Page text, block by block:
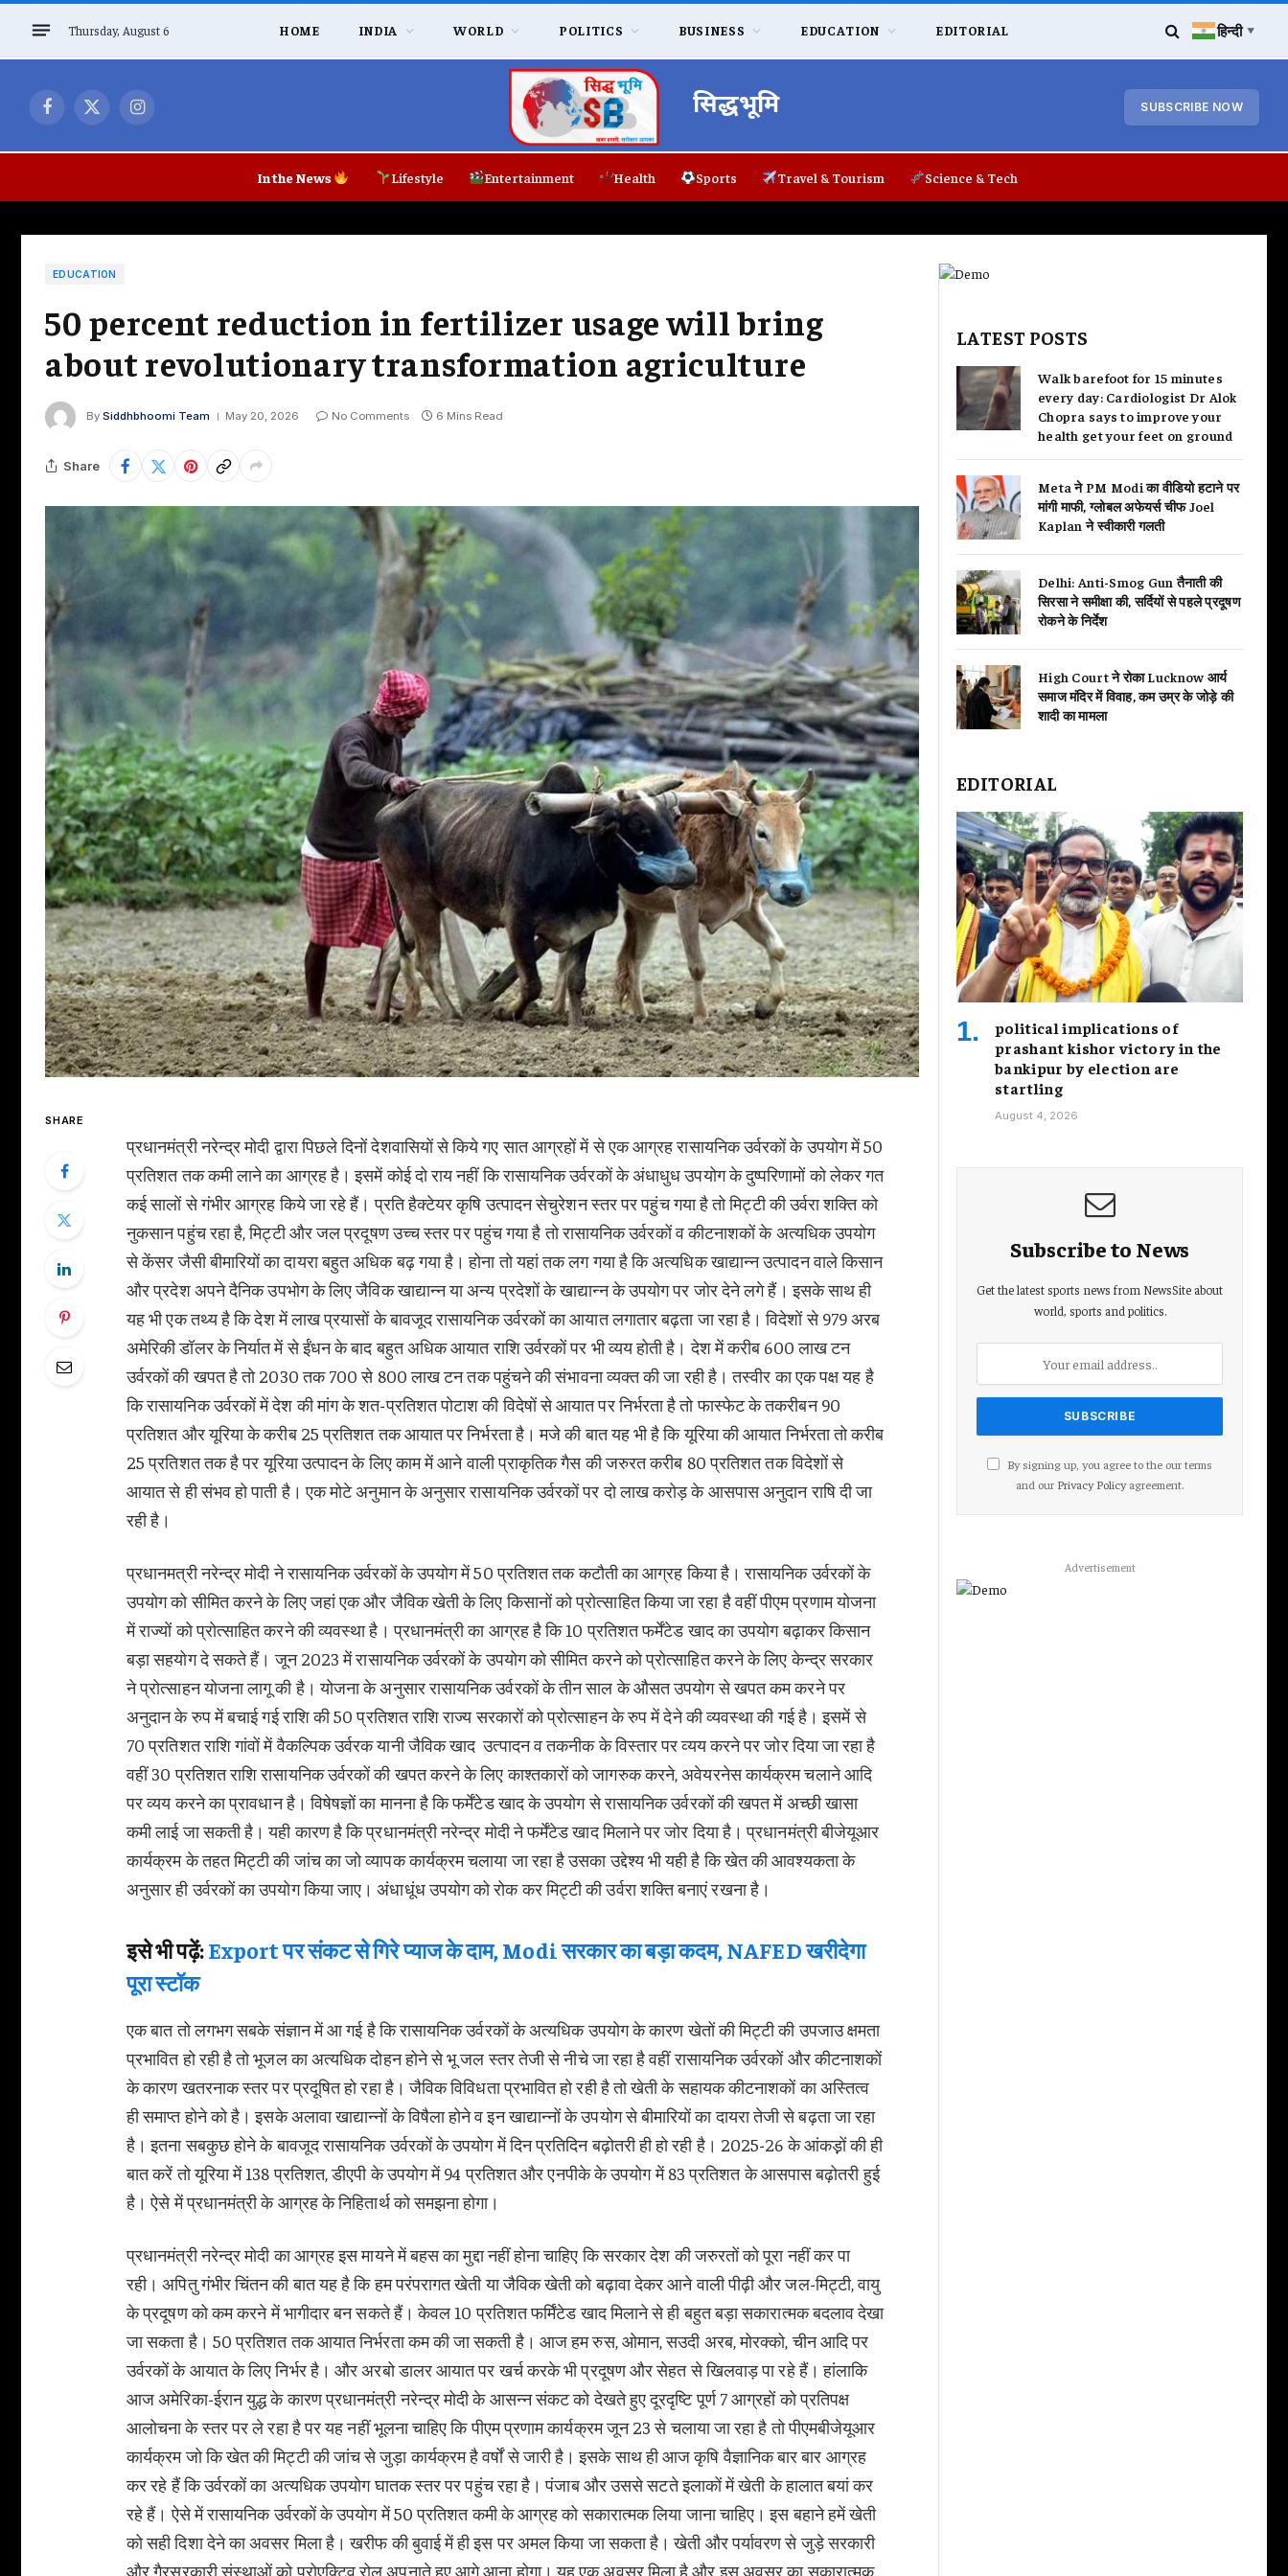
Thursday, August 6 HOME INDIA WORLD POLITICS BUSINESS EDUCATION EDITORIAL हिन्दी ▼
Facebook
X
Instagram सिद्धभूमि SUBSCRIBE NOW
In the News Lifestyle Entertainment Health Sports Travel & Tourism Science & Tech
EDUCATION
50 percent reduction in fertilizer usage will bring
about revolutionary transformation agriculture
By Siddhbhoomi Team May 20, 2026 No Comments 6 Mins Read
Share
SHARE
प्रधानमंत्री नरेन्द्र मोदी द्वारा पिछले दिनों देशवासियों से किये गए सात आग्रहों में से एक आग्रह रासायनिक उर्वरकों के उपयोग में 50
प्रतिशत तक कमी लाने का आग्रह है। इसमें कोई दो राय नहीं कि रासायनिक उर्वरकों के अंधाधुध उपयोग के दुष्परिणामों को लेकर गत
कई सालों से गंभीर आग्रह किये जा रहे हैं। प्रति हैक्टेयर कृषि उत्पादन सेचुरेशन स्तर पर पहुंच गया है तो मिट्टी की उर्वरा शक्ति को
नुकसान पहुंच रहा है, मिट्टी और जल प्रदूषण उच्च स्तर पर पहुंच गया है तो रासायनिक उर्वरकों व कीटनाशकों के अत्यधिक उपयोग
से केंसर जैसी बीमारियों का दायरा बहुत अधिक बढ़ गया है। होना तो यहां तक लग गया है कि अत्यधिक खाद्यान्न उत्पादन वाले किसान
और प्रदेश अपने दैनिक उपभोग के लिए जैविक खाद्यान्न या अन्य प्रदेशों के खाद्यान्न के उपयोग पर जोर देने लगे हैं। इसके साथ ही
यह भी एक तथ्य है कि देश में लाख प्रयासों के बावजूद रासायनिक उर्वरकों का आयात लगातार बढ़ता जा रहा है। विदेशों से 979 अरब
अमेरिकी डॉलर के निर्यात में से ईंधन के बाद बहुत अधिक आयात राशि उर्वरकों पर भी व्यय होती है। देश में करीब 600 लाख टन
उर्वरकों की खपत है तो 2030 तक 700 से 800 लाख टन तक पहुंचने की संभावना व्यक्त की जा रही है। तस्वीर का एक पक्ष यह है
कि रासायनिक उर्वरकों में देश की मांग के शत-प्रतिशत पोटाश की विदेषों से आयात पर निर्भरता है तो फास्फेट के तकरीबन 90
प्रतिशत और यूरिया के करीब 25 प्रतिशत तक आयात पर निर्भरता है। मजे की बात यह भी है कि यूरिया की आयात निर्भरता तो करीब
25 प्रतिशत तक है पर यूरिया उत्पादन के लिए काम में आने वाली प्राकृतिक गैस की जरुरत करीब 80 प्रतिशत तक विदेशों से
आयात से ही संभव हो पाती है। एक मोटे अनुमान के अनुसार रासायनिक उर्वरकों पर दो लाख करोड़ के आसपास अनुदान राषि दी जा
रही है।
प्रधानमत्री नरेन्द्र मोदी ने रासायनिक उर्वरकों के उपयोग में 50 प्रतिशत तक कटौती का आग्रह किया है। रासायनिक उर्वरकों के
उपयोग को सीमित करने के लिए जहां एक और जैविक खेती के लिए किसानों को प्रोत्साहित किया जा रहा है वहीं पीएम प्रणाम योजना
में राज्यों को प्रोत्साहित करने की व्यवस्था है। प्रधानमंत्री का आग्रह है कि 10 प्रतिशत फर्मेंटेड खाद का उपयोग बढ़ाकर किसान
बड़ा सहयोग दे सकते हैं। जून 2023 में रासायनिक उर्वरकों के उपयोग को सीमित करने को प्रोत्साहित करने के लिए केन्द्र सरकार
ने प्रोत्साहन योजना लागू की है। योजना के अनुसार रासायनिक उर्वरकों के तीन साल के औसत उपयोग से खपत कम करने पर
अनुदान के रुप में बचाई गई राशि की 50 प्रतिशत राशि राज्य सरकारों को प्रोत्साहन के रुप में देने की व्यवस्था की गई है। इसमें से
70 प्रतिशत राशि गांवों में वैकल्पिक उर्वरक यानी जैविक खाद उत्पादन व तकनीक के विस्तार पर व्यय करने पर जोर दिया जा रहा है
वहीं 30 प्रतिशत राशि रासायनिक उर्वरकों की खपत करने के लिए काश्तकारों को जागरुक करने, अवेयरनेस कार्यक्रम चलाने आदि
पर व्यय करने का प्रावधान है। विषेषज्ञों का मानना है कि फर्मेंटेड खाद के उपयोग से रासायनिक उर्वरकों की खपत में अच्छी खासा
कमी लाई जा सकती है। यही कारण है कि प्रधानमंत्री नरेन्द्र मोदी ने फर्मेंटेड खाद मिलाने पर जोर दिया है। प्रधानमंत्री बीजेयूआर
कार्यक्रम के तहत मिट्टी की जांच का जो व्यापक कार्यक्रम चलाया जा रहा है उसका उद्देश्य भी यही है कि खेत की आवश्यकता के
अनुसार ही उर्वरकों का उपयोग किया जाए। अंधाधूंध उपयोग को रोक कर मिट्टी की उर्वरा शक्ति बनाएं रखना है।
इसे भी पढ़ें:Export पर संकट से गिरे प्याज के दाम, Modi सरकार का बड़ा कदम, NAFED खरीदेगा
पूरा स्टॉक
एक बात तो लगभग सबके संज्ञान में आ गई है कि रासायनिक उर्वरकों के अत्यधिक उपयोग के कारण खेतों की मिट्टी की उपजाउ क्षमता
प्रभावित हो रही है तो भूजल का अत्यधिक दोहन होने से भू जल स्तर तेजी से नीचे जा रहा है वहीं रासायनिक उर्वरकों और कीटनाशकों
के कारण खतरनाक स्तर पर प्रदूषित हो रहा है। जैविक विविधता प्रभावित हो रही है तो खेती के सहायक कीटनाशकों का अस्तित्व
ही समाप्त होने को है। इसके अलावा खाद्यान्नों के विषैला होने व इन खाद्यान्नों के उपयोग से बीमारियों का दायरा तेजी से बढ़ता जा रहा
है। इतना सबकुछ होने के बावजूद रासायनिक उर्वरकों के उपयोग में दिन प्रतिदिन बढ़ोतरी ही हो रही है। 2025-26 के आंकड़़ों की ही
बात करें तो यूरिया में 138 प्रतिशत, डीएपी के उपयोग में 94 प्रतिशत और एनपीके के उपयोग में 83 प्रतिशत के आसपास बढ़ोतरी हुई
है। ऐसे में प्रधानमंत्री के आग्रह के निहितार्थ को समझना होगा।
प्रधानमंत्री नरेन्द्र मोदी का आग्रह इस मायने में बहस का मुद्दा नहीं होना चाहिए कि सरकार देश की जरुरतों को पूरा नहीं कर पा
रही। अपितु गंभीर चिंतन की बात यह है कि हम परंपरागत खेती या जैविक खेती को बढ़ावा देकर आने वाली पीढ़ी और जल-मिट्टी, वायु
के प्रदूषण को कम करने में भागीदार बन सकते हैं। केवल 10 प्रतिशत फर्मिंटेड खाद मिलाने से ही बहुत बड़ा सकारात्मक बदलाव देखा
जा सकता है। 50 प्रतिशत तक आयात निर्भरता कम की जा सकती है। आज हम रुस, ओमान, सउदी अरब, मोरक्को, चीन आदि पर
उर्वरकों के आयात के लिए निर्भर है। और अरबो डालर आयात पर खर्च करके भी प्रदूषण और सेहत से खिलवाड़ पा रहे हैं। हांलाकि
आज अमेरिका-ईरान युद्ध के कारण प्रधानमंत्री नरेन्द्र मोदी के आसन्न संकट को देखते हुए दूरदृष्टि पूर्ण 7 आग्रहों को प्रतिपक्ष
आलोचना के स्तर पर ले रहा है पर यह नहीं भूलना चाहिए कि पीएम प्रणाम कार्यक्रम जून 23 से चलाया जा रहा है तो पीएमबीजेयूआर
कार्यक्रम जो कि खेत की मिट्टी की जांच से जुड़ा कार्यक्रम है वर्षों से जारी है। इसके साथ ही आज कृषि वैज्ञानिक बार बार आग्रह
कर रहे हैं कि उर्वरकों का अत्यधिक उपयोग घातक स्तर पर पहुंच रहा है। पंजाब और उससे सटते इलाकों में खेती के हालात बयां कर
रहे हैं। ऐसे में रासायनिक उर्वरकों के उपयोग में 50 प्रतिशत कमी के आग्रह को सकारात्मक लिया जाना चाहिए। इस बहाने हमें खेती
को सही दिशा देने का अवसर मिला है। खरीफ की बुवाई में ही इस पर अमल किया जा सकता है। खेती और पर्यावरण से जुड़े सरकारी
और गैरसरकारी संस्थाओं को प्रोएक्टिव रोल अपनाते हुए आगे आना होगा। यह एक अवसर मिला है और इस अवसर का सकारात्मक
LATEST POSTS
Walk barefoot for 15 minutes
every day: Cardiologist Dr Alok
Chopra says to improve your
health get your feet on ground
Meta ने PM Modi का वीडियो हटाने पर
मांगी माफी, ग्लोबल अफेयर्स चीफ Joel
Kaplan ने स्वीकारी गलती
Delhi: Anti-Smog Gun तैनाती की
सिरसा ने समीक्षा की, सर्दियों से पहले प्रदूषण
रोकने के निर्देश
High Court ने रोका Lucknow आर्य
समाज मंदिर में विवाह, कम उम्र के जोड़े की
शादी का मामला
EDITORIAL
political implications of
prashant kishor victory in the
bankipur by election are
startling
August 4, 2026
Subscribe to News
Get the latest sports news from NewsSite about
world, sports and politics.
By signing up, you agree to the our terms
and our Privacy Policyagreement.
Advertisement